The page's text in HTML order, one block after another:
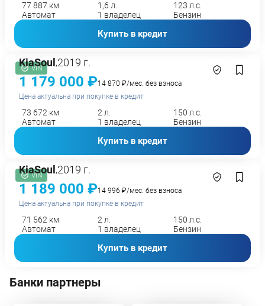
77 887 км 1,6 л.
123 л.с.
Автомат
1 владелец Бензин
Купить в кредит
VIN
KiaSoul ,2019 г.
1 179 000 ₽14 870 ₽/мес. без взноса
Цена актуальна при покупке в кредит
73 672 км 2 л.
150 л.с.
Автомат
1 владелец Бензин
Купить в кредит
VIN
KiaSoul ,2019 г.
1 189 000 ₽14 996 ₽/мес. без взноса
Цена актуальна при покупке в кредит
71 562 км 2 л.
150 л.с.
Автомат
1 владелец Бензин
Купить в кредит
Банки партнеры